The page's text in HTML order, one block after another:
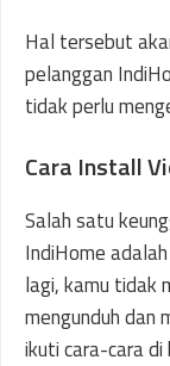
Hal tersebut
pelanggan
tidak perlu
Cara Install
Salah satu
IndiHome
lagi, kamu tidak
mengunduh dan
ikuti cara-cara di